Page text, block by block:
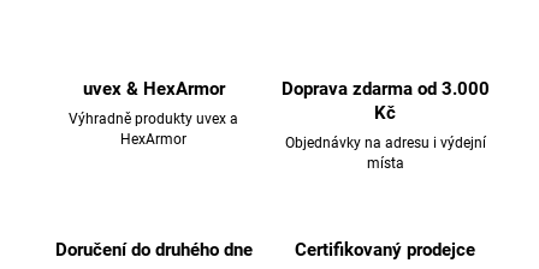
uvex & HexArmor
Výhradně produkty uvex a
HexArmor
Doprava zdarma od 3.000
Kč
Objednávky na adresu i výdejní
místa
Doručení do druhého dne Certifikovaný prodejce